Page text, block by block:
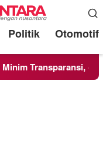
Politik Otomotif
dan Abaikan